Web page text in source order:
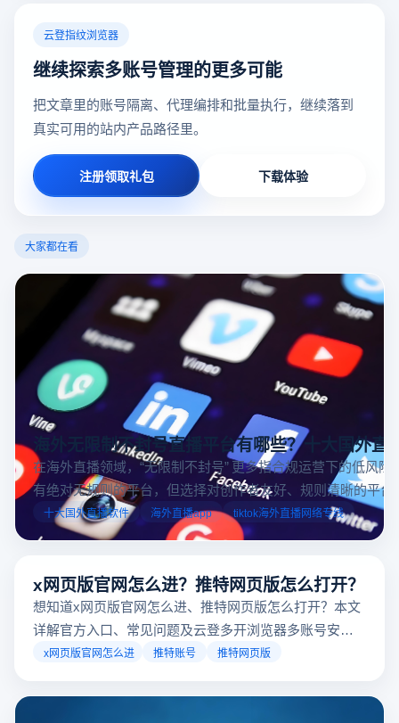
云登指纹浏览器
继续探索多账号管理的更多可能
把文章里的账号隔离、代理编排和批量执行，继续落到
真实可用的站内产品路径里。
注册领取礼包 下载体验
大家都在看
海外无限制不封号直播平台有哪些？十大国外直
在海外直播领域，“无限制不封号” 更多指合规运营下的低风
有绝对无规则的平台，但选择对创作者友好、规则清晰的平台
业工具规避风险，能显著降低封号概率。以下推荐十大国外
台，并结合云登多开浏览器的功能，详解如何安全高效运营。
十大国外直播软件 海外直播app tiktok海外直播网络专线
x网页版官网怎么进？推特网页版怎么打开？
想知道x网页版官网怎么进、推特网页版怎么打开？本文
详解官方入口、常见问题及云登多开浏览器多账号安全
访问方案，助你稳定登录高效运营。
x网页版官网怎么进 推特账号 推特网页版